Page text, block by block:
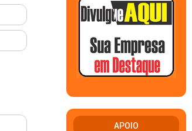
APOIO